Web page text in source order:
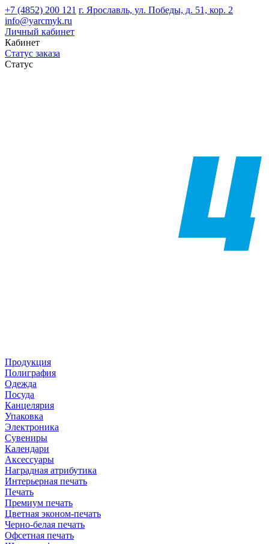
+7 (4852) 200 121 г. Ярославль, ул. Победы, д. 51, кор. 2
info@yarcmyk.ru
Личный кабинет
Кабинет
Статус заказа
Статус
Продукция
Полиграфия
Одежда
Посуда
Канцелярия
Упаковка
Электроника
Сувениры
Календари
Аксессуары
Наградная атрибутика
Интерьерная печать
Печать
Премиум печать
Цветная эконом-печать
Черно-белая печать
Офсетная печать